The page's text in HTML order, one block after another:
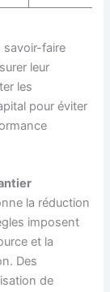
savoir-faire
leur
les
pour éviter
la réduction
imposent
et la
Des
de